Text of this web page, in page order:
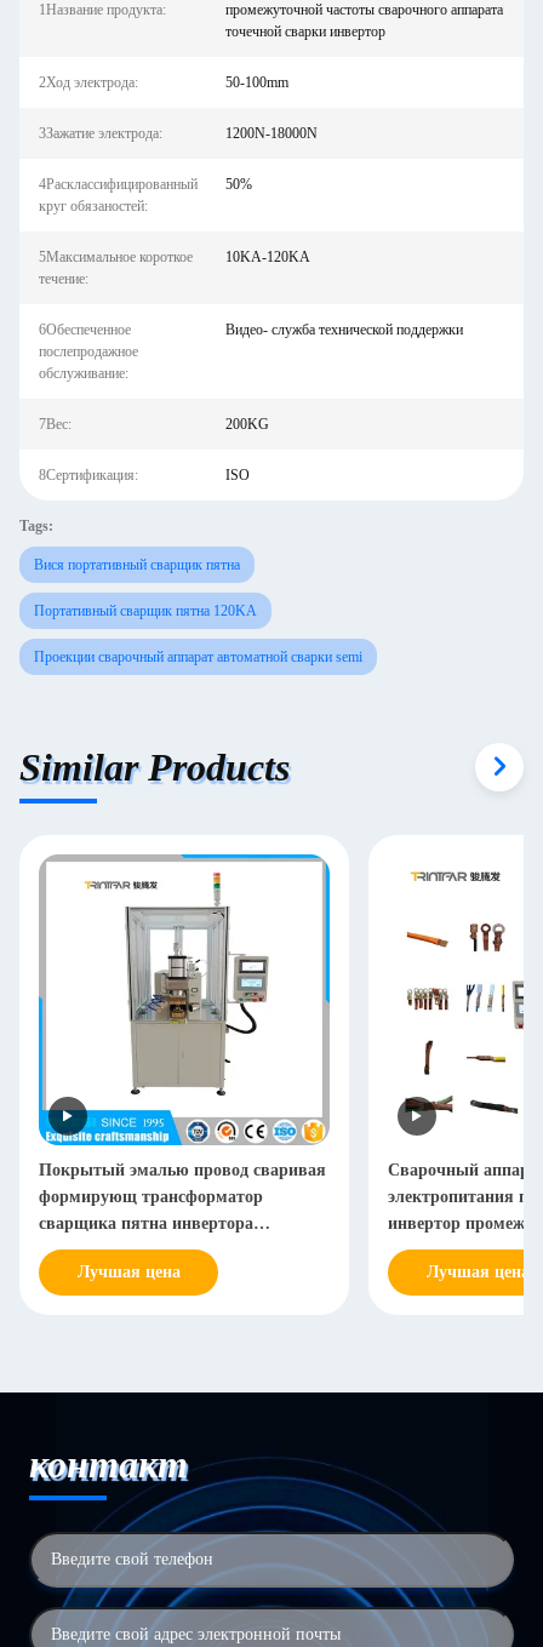
1Название продукта:
промежуточной частоты сварочного аппарата
точечной сварки инвертор
2Ход электрода: 50-100mm
3Зажатие электрода: 1200N-18000N
4Расклассифицированный
круг обязаностей:
50%
5Максимальное короткое
течение:
10KA-120KA
6Обеспеченное
послепродажное
обслуживание:
Видео- служба технической поддержки
7Вес: 200KG
8Сертификация: ISO
Tags:
Вися портативный сварщик пятна
Портативный сварщик пятна 120KA
Проекции сварочный аппарат автоматной сварки semi
Similar Products
Покрытый эмалью провод сваривая
формирующ трансформатор
сварщика пятна инвертора
электронный горячий плавит
заваркуЛучшая цена
Сварочный
электропитания
инвертор
терминала провода
Лучшая цена
контакт